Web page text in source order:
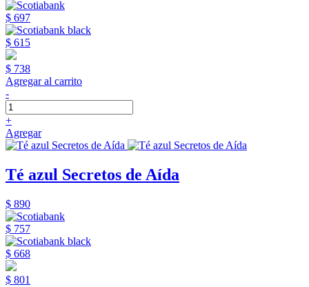
$ 697
$ 615
$ 738
Agregar al carrito
-
+
Agregar
Té azul Secretos de Aída
$ 890
$ 757
$ 668
$ 801